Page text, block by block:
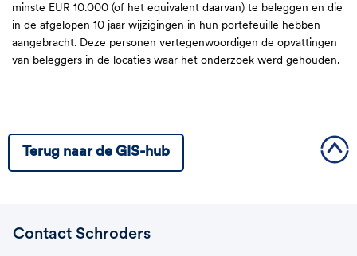
minste EUR 10.000 (of het equivalent daarvan) te beleggen en die
in de afgelopen 10 jaar wijzigingen in hun portefeuille hebben
aangebracht. Deze personen vertegenwoordigen de opvattingen
van beleggers in de locaties waar het onderzoek werd gehouden.
Terug naar de GIS-hub
Contact Schroders